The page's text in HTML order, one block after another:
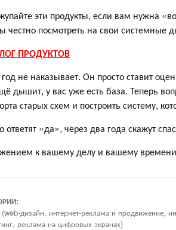
эти продукты, если вам нужна
честно посмотреть на свои системные
ПРОДУКТОВ
не наказывает. Он просто ставит
дышит, у вас уже есть база. Теперь
старых схем и построить систему,
ответят «да», через два года скажут
к вашему делу и вашему
дизайн, интернет-реклама и продвижение,
реклама на цифровых экранах)